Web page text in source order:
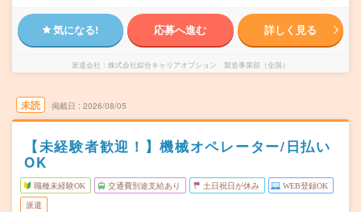
気になる! 応募へ進む 詳しく見る
派遣会社 株式会社綜合キャリアオプション 製造事業部（全国）
未読 掲載日 2026/08/05
【未経験者歓迎！】機械オペレーター/日払い
OK
職種未経験OK 交通費別途支給あり 土日祝日が休み WEB登録OK
派遣